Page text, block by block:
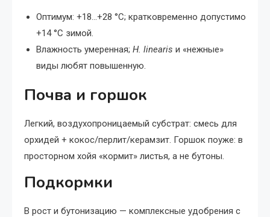
Оптимум: +18…+28 °C; кратковременно допустимо
+14 °C зимой.
Влажность умеренная; H. linearis и «нежные»
виды любят повышенную.
Почва и горшок
Легкий, воздухопроницаемый субстрат: смесь для
орхидей + кокос/перлит/керамзит. Горшок поуже: в
просторном хойя «кормит» листья, а не бутоны.
Подкормки
В рост и бутонизацию — комплексные удобрения с